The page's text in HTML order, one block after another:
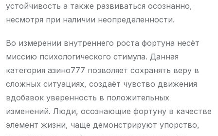
устойчивость а также развиваться осознанно,
несмотря при наличии неопределенности.
Во измерении внутреннего роста фортуна несёт
миссию психологического стимула. Данная
категория азино777 позволяет сохранять веру в
сложных ситуациях, создаёт чувство движения
вдобавок уверенность в положительных
изменений. Люди, осознающие фортуну в качестве
элемент жизни, чаще демонстрируют упорство,